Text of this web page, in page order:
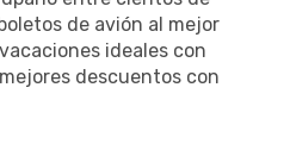
de avión al mejor
ideales con
descuentos con